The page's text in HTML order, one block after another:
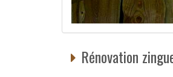
Rénovation